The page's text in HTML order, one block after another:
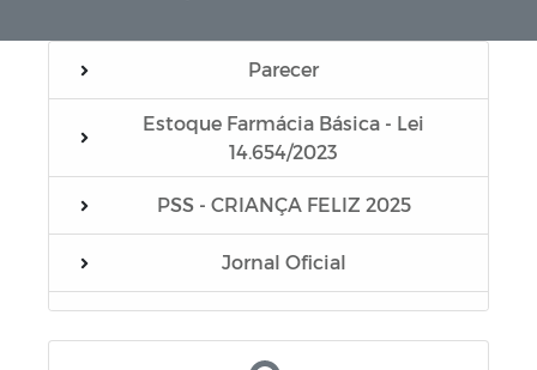
Parecer
Estoque Farmácia Básica - Lei
14.654/2023
PSS - CRIANÇA FELIZ 2025
Jornal Oficial